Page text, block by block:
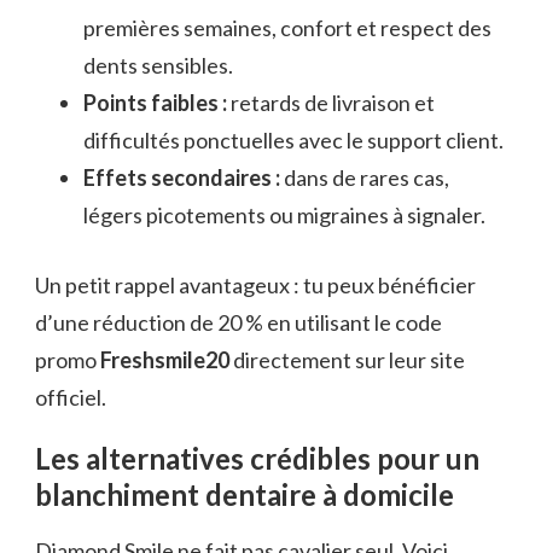
premières semaines, confort et respect des
dents sensibles.
Points faibles :retards de livraison et
difficultés ponctuelles avec le support client.
Effets secondaires :dans de rares cas,
légers picotements ou migraines à signaler.
Un petit rappel avantageux : tu peux bénéficier
d’une réduction de 20 % en utilisant le code
promoFreshsmile20directement sur leur site
officiel.
Les alternatives crédibles pour un
blanchiment dentaire à domicile